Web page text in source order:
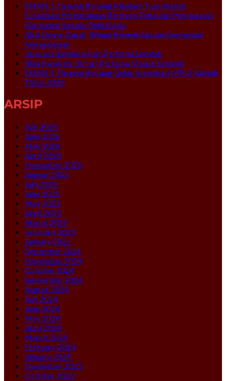
SMAN 1 Tanjung Bintang Menjadi Tuan Rumah
Sosialisasi Perencanaan Berbasis Data dan Penyusunan
Kurikulum Satuan Pendidikan
Aksi Donor Darah, Wujud Kepedulian dan Semangat
Kemanusiaan
Upacara Bendera Hari Pertama Sekolah
Bina Karakter di Hari Pertama Masuk Sekolah
SMAN 1 Tanjung Bintang Gelar Sosialisasi MPLS Ramah
Tahun 2026
ARSIP
July 2026
June 2026
May 2026
April 2026
November 2025
August 2025
July 2025
June 2025
May 2025
April 2025
March 2025
February 2025
January 2025
December 2024
November 2024
October 2024
September 2024
August 2024
July 2024
June 2024
May 2024
April 2024
March 2024
February 2024
January 2024
November 2023
October 2023